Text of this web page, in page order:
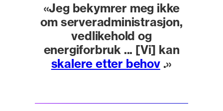
«Jeg bekymrer meg ikke
om serveradministrasjon,
vedlikehold og
energiforbruk ... [Vi] kan
skalere etter behov.»